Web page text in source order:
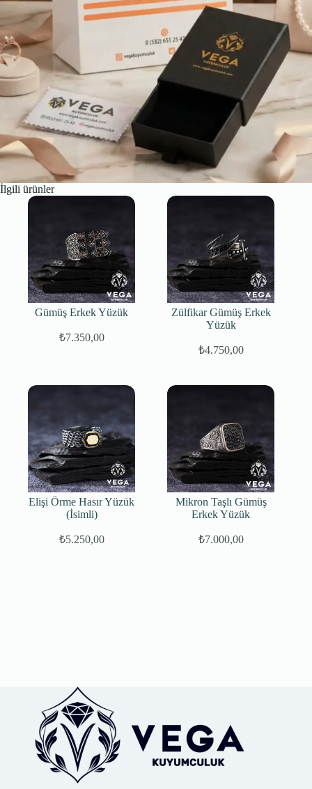
İlgili ürünler
Gümüş Erkek Yüzük
₺7.350,00
Zülfikar Gümüş Erkek
Yüzük
₺4.750,00
Elişi Örme Hasır Yüzük
(İsimli)
₺5.250,00
Mikron Taşlı Gümüş
Erkek Yüzük
Orijinal
₺7.000,00
Şu